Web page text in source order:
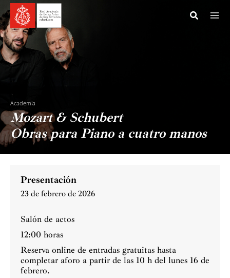
al
contenido
Academia
Mozart & Schubert
Obras para Piano a cuatro manos
Presentación
23 de febrero de 2026
Salón de actos
12:00 horas
Reserva online de entradas gratuitas hasta
completar aforo a partir de las 10 h del lunes 16 de
febrero.